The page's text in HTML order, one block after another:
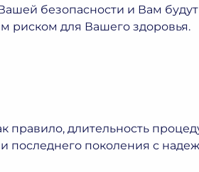
безопасности и Вам
риском для Вашего здоровья.
правило, длительность
последнего поколения с